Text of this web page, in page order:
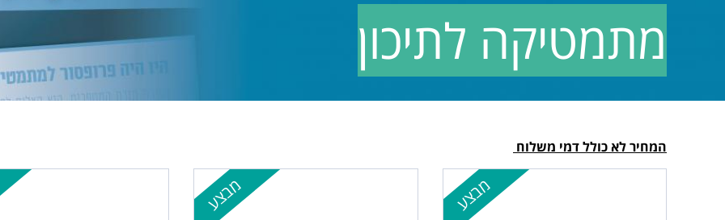
מתמטיקה לתיכון
המחיר לא כולל דמי משלוח
מבצע מבצע